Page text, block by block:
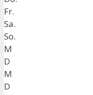
Fr.
Sa.
So.
M
D
M
D